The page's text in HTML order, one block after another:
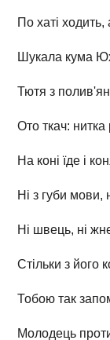
По хаті
Шукала кума
Тютя з
Ото ткач: нитка
На коні їде і
Ні з губи мови,
Ні швець, ні
Стільки з його
Тобою так
Молодець